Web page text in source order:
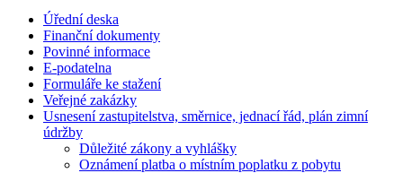
Úřední deska
Finanční dokumenty
Povinné informace
E-podatelna
Formuláře ke stažení
Veřejné zakázky
Usnesení zastupitelstva, směrnice, jednací řád, plán zimní
údržby
Důležité zákony a vyhlášky
Oznámení platba o místním poplatku z pobytu